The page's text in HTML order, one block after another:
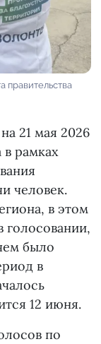
правительства
21 мая 2026
в рамках
человек.
в этом
голосовании,
было
в
12 июня.
по